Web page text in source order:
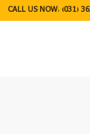
CALL US NOW: (031)